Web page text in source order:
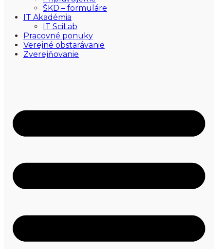
ŠKD – formuláre
IT Akadémia
IT SciLab
Pracovné ponuky
Verejné obstarávanie
Zverejňovanie